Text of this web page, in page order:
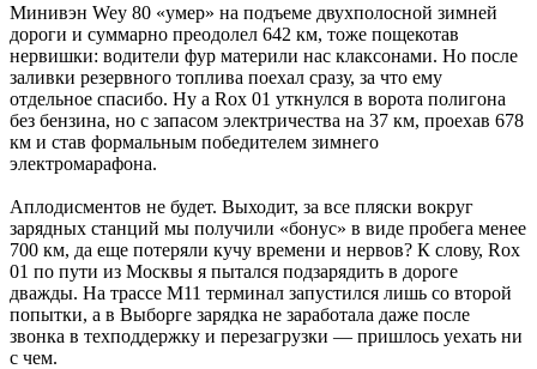
Минивэн Wey 80 «умер» на подъеме двухполосной зимней
дороги и суммарно преодолел 642 км, тоже пощекотав
нервишки: водители фур материли нас клаксонами. Но после
заливки резервного топлива поехал сразу, за что ему
отдельное спасибо. Ну а Rox 01 уткнулся в ворота полигона
без бензина, но с запасом электричества на 37 км, проехав 678
км и став формальным победителем зимнего
электромарафона.
Аплодисментов не будет. Выходит, за все пляски вокруг
зарядных станций мы получили «бонус» в виде пробега менее
700 км, да еще потеряли кучу времени и нервов? К слову, Rox
01 по ­пути из Москвы я пытался подзарядить в дороге
дважды. На трассе М11 терминал запустился лишь со второй
попытки, а в ­Выборге зарядка не заработала даже после
звонка в техподдержку и перезагрузки — пришлось уехать ни
с чем.